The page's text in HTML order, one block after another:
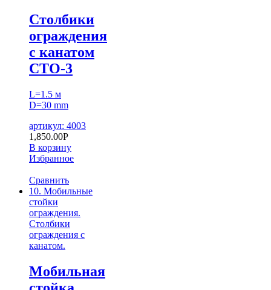
Столбики
ограждения
с канатом
СТО-3
L=1.5 м
D=30 mm
артикул: 4003
1,850.00Р
В корзину
Избранное
Сравнить
10. Мобильные
стойки
ограждения.
Столбики
ограждения с
канатом.
Мобильная